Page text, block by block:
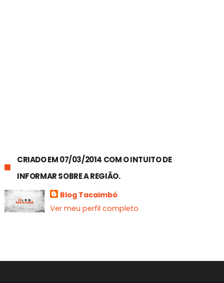
CRIADO EM 07/03/2014 COM O INTUITO DE
INFORMAR SOBRE A REGIÃO.
Blog Tacaimbó
Ver meu perfil completo